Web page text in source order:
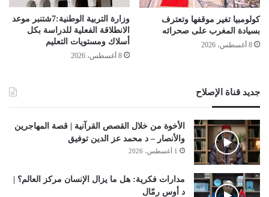
كولومبيا تغير موقفها وتعترف
بسيادة المغرب على صحرائه
8 أغسطس، 2026
وزارة التربية الوطنية:7شتنبر موعد
الانطلاقة الفعلیة للدراسة بكل
أسلاك ومستویات التعلیم
8 أغسطس، 2026
جديد قناة الإصلاح
الأخوة من خلال القصص القرآنية | قصة المهاجرين
والأنصار – د محمد عز الدين توفيق
1 أغسطس، 2026
مدارات فكرية: هل ما يزال الإنسان مركز العالم؟ |
د أوس رمّال